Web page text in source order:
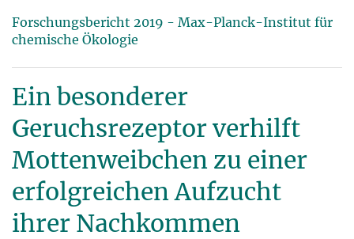
Forschungsbericht 2019 - Max-Planck-Institut für
chemische Ökologie
Ein besonderer
Geruchsrezeptor verhilft
Mottenweibchen zu einer
erfolgreichen Aufzucht
ihrer Nachkommen